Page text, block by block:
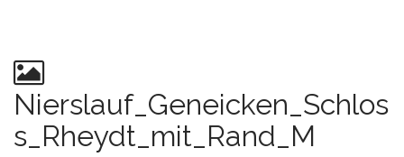
u
t
e
n
t
Nierslauf_Geneicken_Schlos
s_Rheydt_mit_Rand_M